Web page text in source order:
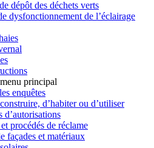
dépôt des déchets verts
dysfonctionnement de l’éclairage
principal
enquêtes
d’habiter ou d’utiliser
d’autorisations
procédés de réclame
façades et matériaux